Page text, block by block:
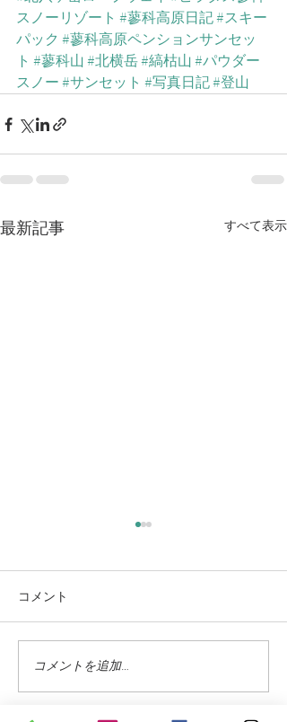
スノーリゾート #蓼科高原日記#スキー
パック #蓼科高原ペンションサンセッ
ト #蓼科山#北横岳#縞枯山#パウダー
スノー#サンセット #写真日記#登山
最新記事 すべて表示
蓼科高原ではニッコウキ
スゲが咲き始めました
コメント
コメントを追加…